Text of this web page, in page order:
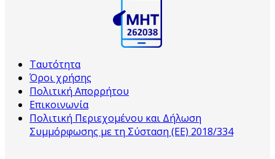
Ταυτότητα
Όροι χρήσης
Πολιτική Απορρήτου
Επικοινωνία
Πολιτική Περιεχομένου και Δήλωση
Συμμόρφωσης με τη Σύσταση (ΕΕ) 2018/334